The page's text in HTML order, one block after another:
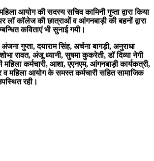
आयोग की सदस्य सचिव कामिनी गुप्ता द्वारा किया
लॉ कॉलेज की छात्राओं व आंगनबाड़ी की बहनों द्वारा
कविताएं भी सुनाई गयी।
गुप्ता, दयाराम सिंह, अर्चना बागड़ी, अनुराधा
शोभा रावत, अंजू ध्यानी, सुषमा कुकरेती, डॉ दिव्या नेगी
महिला कर्मचारी, आशा, एएनएम, आंगनबाड़ी कार्यकत्री,
व महिला आयोग के समस्त कर्मचारी सहित सामाजिक
रही।